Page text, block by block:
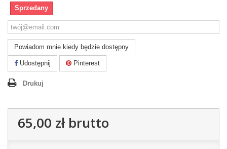
Sprzedany
Powiadom mnie kiedy będzie dostępny
Udostępnij Pinterest
Drukuj
65,00 złbrutto